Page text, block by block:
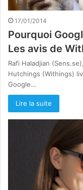
17/01/2014
Pourquoi
Les avis de
Rafi Haladjian
Hutchings (Withings)
Google…
Lire la suite